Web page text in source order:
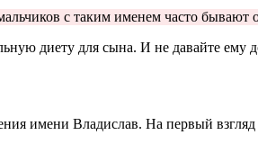
с таким именем часто
диету для сына. И не давайте ему
имени Владислав. На первый